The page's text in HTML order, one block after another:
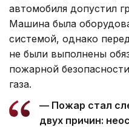
автомобиля допустил
Машина была
системой, однако
не были выполнены
пожарной
газа.
— Пожар стал
двух причин: